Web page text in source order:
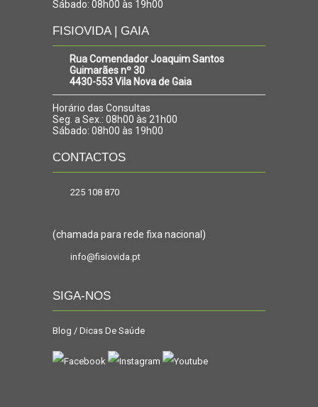
Sábado: 08h00 às 19h00
FISIOVIDA | GAIA
Rua Comendador Joaquim Santos
Guimarães nº 30
4430-553 Vila Nova de Gaia
Horário das Consultas
Seg. a Sex.: 08h00 às 21h00
Sábado: 08h00 às 19h00
CONTACTOS
225 108 870
(chamada para rede fixa nacional)
info@fisiovida.pt
SIGA-NOS
Blog / Dicas De Saúde